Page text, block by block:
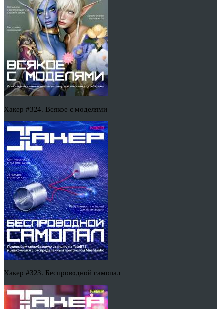
Хакер #324. Всякое с моделями
Хакер #323. Беспроводной самопал